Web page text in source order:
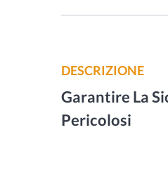
DESCRIZIONE
Garantire La
Pericolosi